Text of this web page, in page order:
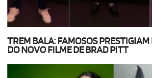
TREM BALA: FAMOSOS PRESTIGIAM
DO NOVO FILME DE BRAD PITT